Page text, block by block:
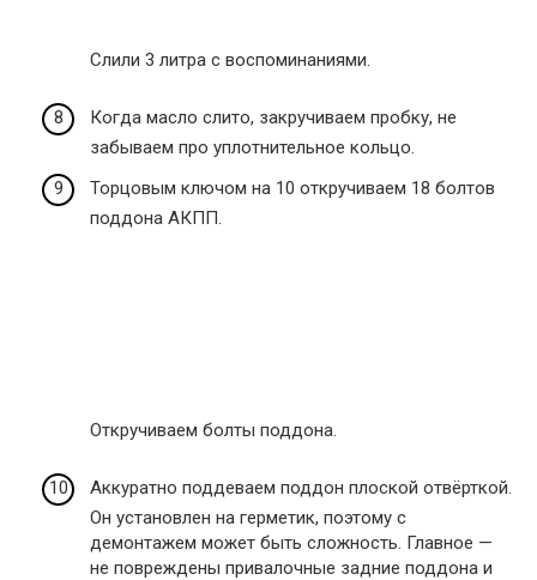
Слили 3 литра с воспоминаниями.
Когда масло слито, закручиваем пробку, не
забываем про уплотнительное кольцо.
Торцовым ключом на 10 откручиваем 18 болтов
поддона АКПП.
Откручиваем болты поддона.
Аккуратно поддеваем поддон плоской отвёрткой.
Он установлен на герметик, поэтому с
демонтажем может быть сложность. Главное —
не повреждены привалочные задние поддона и